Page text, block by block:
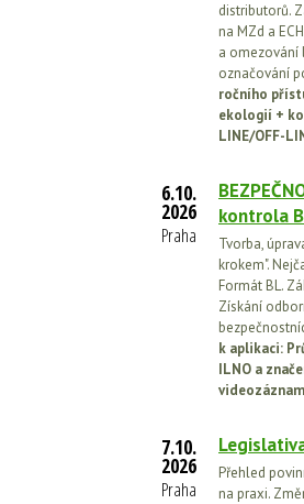
distributorů.
na MZd a
a omezování
označování
ročního
ekologií +
LINE/OFF-
6.10.
2026
Praha
kontrola
Tvorba,
krokem".
Formát BL.
Získání
k aplikaci:
ILNO a
7.10.
2026
Praha
Přehled
na praxi.